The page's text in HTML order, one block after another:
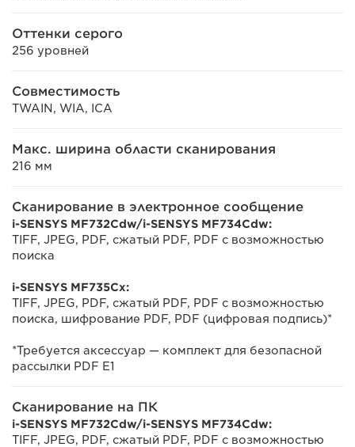
Оттенки серого
256 уровней
Совместимость
TWAIN, WIA, ICA
Макс. ширина области сканирования
216 мм
Сканирование в электронное сообщение
i-SENSYS MF732Cdw/i-SENSYS MF734Cdw:
TIFF, JPEG, PDF, сжатый PDF, PDF с возможностью
поиска
i-SENSYS MF735Cx:
TIFF, JPEG, PDF, сжатый PDF, PDF с возможностью
поиска, шифрование PDF, PDF (цифровая подпись)*
*Требуется аксессуар — комплект для безопасной
рассылки PDF E1
Сканирование на ПК
i-SENSYS MF732Cdw/i-SENSYS MF734Cdw:
TIFF, JPEG, PDF, сжатый PDF, PDF с возможностью